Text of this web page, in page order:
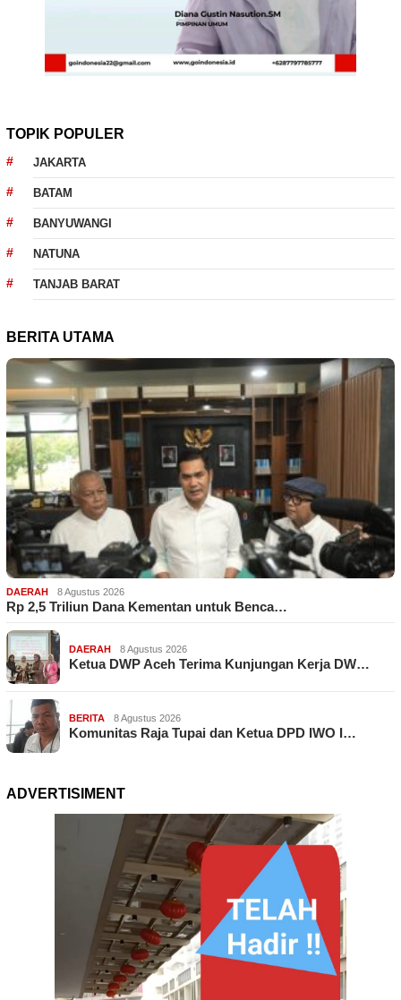
TOPIK POPULER
JAKARTA
BATAM
BANYUWANGI
NATUNA
TANJAB BARAT
BERITA UTAMA
DAERAH 8 Agustus 2026
Rp 2,5 Triliun Dana Kementan untuk Benca…
DAERAH 8 Agustus 2026
Ketua DWP Aceh Terima Kunjungan Kerja DW…
BERITA 8 Agustus 2026
Komunitas Raja Tupai dan Ketua DPD IWO I…
ADVERTISIMENT